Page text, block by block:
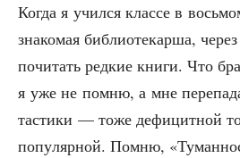
Когда я учил­ся клас­се в
зна­ко­мая биб­лио­те­кар­ша,
почи­тать ред­кие кни­ги. Что
я уже не пом­ню, а мне
та­сти­ки — тоже дефи­цит­ной
попу­ляр­ной. Пом­ню,